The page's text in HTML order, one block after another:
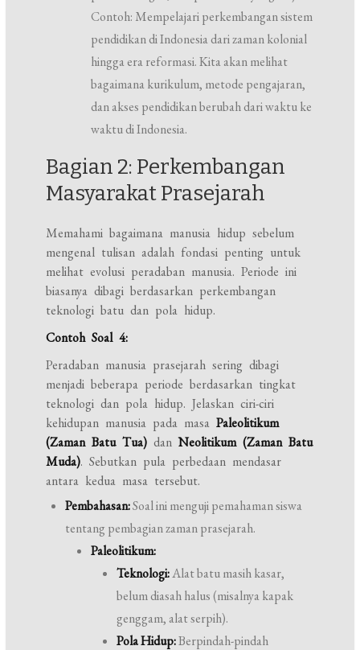
Contoh: Mempelajari perkembangan sistem
pendidikan di Indonesia dari zaman kolonial
hingga era reformasi. Kita akan melihat
bagaimana kurikulum, metode pengajaran,
dan akses pendidikan berubah dari waktu ke
waktu di Indonesia.
Bagian 2: Perkembangan
Masyarakat Prasejarah
Memahami bagaimana manusia hidup sebelum
mengenal tulisan adalah fondasi penting untuk
melihat evolusi peradaban manusia. Periode ini
biasanya dibagi berdasarkan perkembangan
teknologi batu dan pola hidup.
Contoh Soal 4:
Peradaban manusia prasejarah sering dibagi
menjadi beberapa periode berdasarkan tingkat
teknologi dan pola hidup. Jelaskan ciri-ciri
kehidupan manusia pada masaPaleolitikum
(Zaman Batu Tua) danNeolitikum (Zaman Batu
Muda). Sebutkan pula perbedaan mendasar
antara kedua masa tersebut.
Pembahasan:Soal ini menguji pemahaman siswa
tentang pembagian zaman prasejarah.
Paleolitikum:
Teknologi:Alat batu masih kasar,
belum diasah halus (misalnya kapak
genggam, alat serpih).
Pola Hidup:Berpindah-pindah